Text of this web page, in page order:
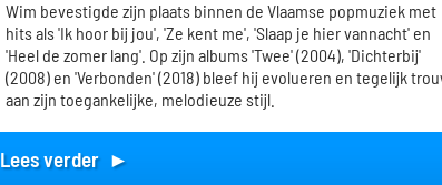
Wim bevestigde zijn plaats binnen de Vlaamse popmuziek met
hits als 'Ik hoor bij jou', 'Ze kent me', 'Slaap je hier vannacht' en
'Heel de zomer lang'. Op zijn albums 'Twee' (2004), 'Dichterbij'
(2008) en 'Verbonden' (2018) bleef hij evolueren en tegelijk
aan zijn toegankelijke, melodieuze stijl.
Lees verder ►